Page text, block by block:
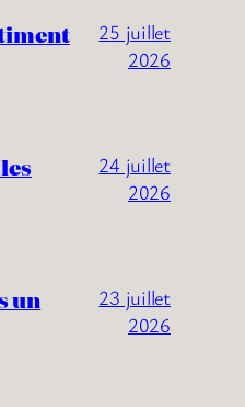
25 juillet
2026
24 juillet
2026
un
23 juillet
2026